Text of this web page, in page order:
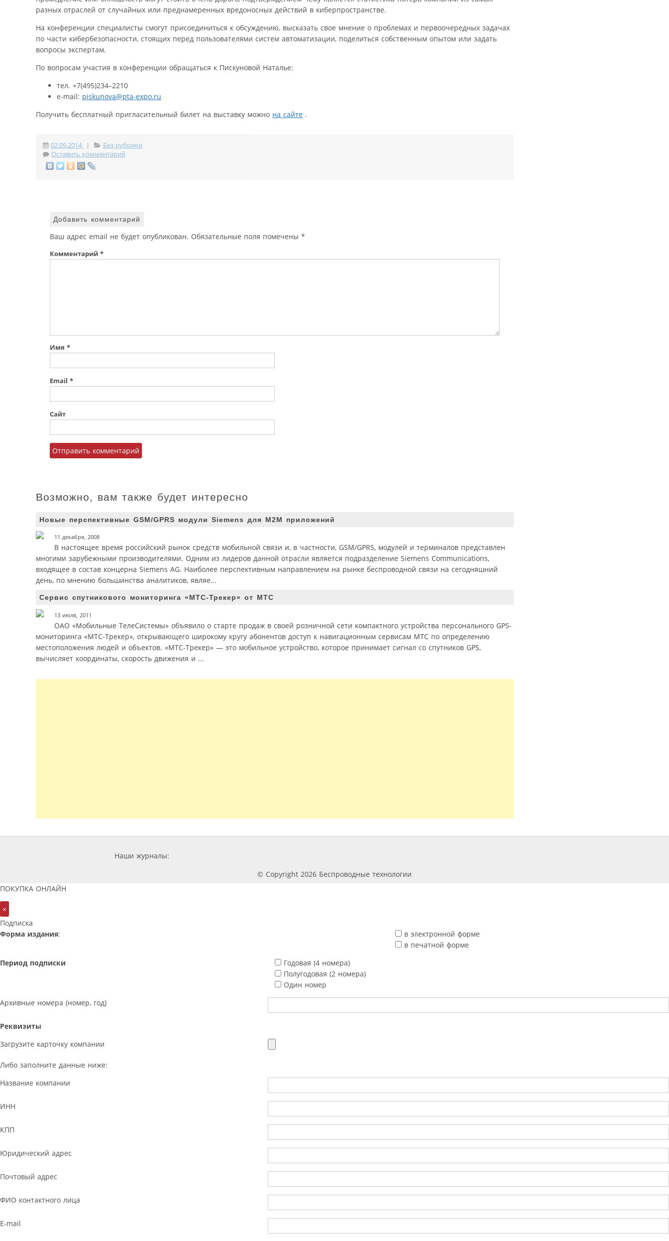
разных отраслей от случайных или преднамеренных вредоносных действий в киберпространстве.
На конференции специалисты смогут присоединиться к обсуждению, высказать свое мнение о проблемах и первоочередных задачах
по части кибербезопасности, стоящих перед пользователями систем автоматизации, поделиться собственным опытом или задать
вопросы экспертам.
По вопросам участия в конференции обращаться к Пискуновой Наталье:
тел. +7(495)234–2210
e-mail: piskunova@pta-expo.ru
Получить бесплатный пригласительный билет на выставку можно на сайте .
02.09.2014 |
Без рубрики
Оставить комментарий
Добавить комментарий
Ваш адрес email не будет опубликован. Обязательные поля помечены *
Комментарий *
Имя *
Email *
Сайт
Возможно, вам также будет интересно
Новые перспективные GSM/GPRS модули Siemens для M2M приложений
11 декабря, 2008
В настоящее время российский рынок средств мобильной связи и, в частности, GSM/GPRS, модулей и терминалов представлен
многими зарубежными производителями. Одним из лидеров данной отрасли является подразделение Siemens Communications,
входящее в состав концерна Siemens AG. Наиболее перспективным направлением на рынке беспроводной связи на сегодняшний
день, по мнению большинства аналитиков, являе...
Сервис спутникового мониторинга «МТС-Трекер» от МТС
13 июля, 2011
ОАО «Мобильные ТелеСистемы» объявило о старте продаж в своей розничной сети компактного устройства персонального GPS-
мониторинга «МТС-Трекер», открывающего широкому кругу абонентов доступ к навигационным сервисам МТС по определению
местоположения людей и объектов. «МТС-Трекер» — это мобильное устройство, которое принимает сигнал со спутников GPS,
вычисляет координаты, скорость движения и ...
Наши журналы:
© Copyright 2026 Беспроводные технологии
ПОКУПКА ОНЛАЙН
×
Подписка
Форма издания:
в электронной форме
в печатной форме
Период подписки
Годовая (4 номера)
Полугодовая (2 номера)
Один номер
Архивные номера (номер, год)
Реквизиты
Загрузите карточку компании
Либо заполните данные ниже:
Название компании
ИНН
КПП
Юридический адрес
Почтовый адрес
ФИО контактного лица
E-mail